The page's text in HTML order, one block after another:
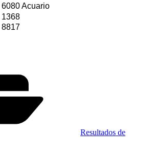
6080 Acuario
1368
8817
Resultados de